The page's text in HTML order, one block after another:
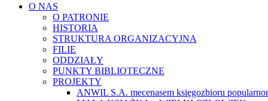
O NAS
O PATRONIE
HISTORIA
STRUKTURA ORGANIZACYJNA
FILIE
ODDZIAŁY
PUNKTY BIBLIOTECZNE
PROJEKTY
ANWIL S.A. mecenasem księgozbioru